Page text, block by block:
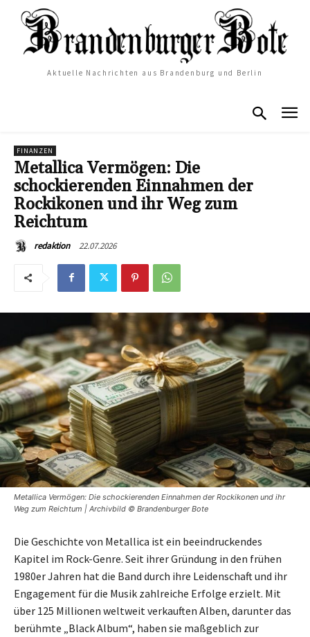
Aktuelle Nachrichten aus Brandenburg und Berlin
FINANZEN
Metallica Vermögen: Die
schockierenden Einnahmen der
Rockikonen und ihr Weg zum
Reichtum
redaktion 22.07.2026
Metallica Vermögen: Die schockierenden Einnahmen der Rockikonen und ihr
Weg zum Reichtum | Archivbild © Brandenburger Bote
Die Geschichte von Metallica ist ein beeindruckendes
Kapitel im Rock-Genre. Seit ihrer Gründung in den frühen
1980er Jahren hat die Band durch ihre Leidenschaft und ihr
Engagement für die Musik zahlreiche Erfolge erzielt. Mit
über 125 Millionen weltweit verkauften Alben, darunter das
berühmte „Black Album“, haben sie maßgeblich zur